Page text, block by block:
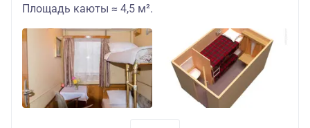
Площадь каюты ≈ 4,5 м².